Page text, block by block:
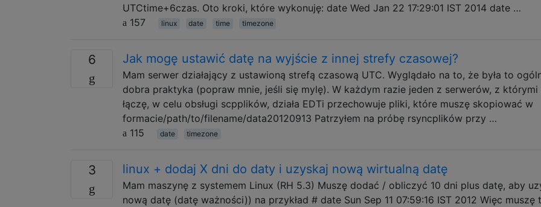
UTCtime+6czas. Oto kroki, które wykonuję: date Wed Jan 22 17:29:01 IST 2014 date …
157
linux date time timezone
6 Jak mogę ustawić datę na wyjście z innej strefy czasowej?
Mam serwer działający z ustawioną strefą czasową UTC. Wyglądało na to, że była to
dobra praktyka (popraw mnie, jeśli się mylę). W każdym razie jeden z serwerów, z którymi
łączę, w celu obsługi scpplików, działa EDTi przechowuje pliki, które muszę skopiować w
formacie/path/to/filename/data20120913 Patrzyłem na próbę rsyncplików przy …
115
date timezone
3 linux + dodaj X dni do daty i uzyskaj nową wirtualną datę
Mam maszynę z systemem Linux (RH 5.3) Muszę dodać / obliczyć 10 dni plus datę, aby
nową datę (datę ważności)) na przykład # date Sun Sep 11 07:59:16 IST 2012 Więc muszę